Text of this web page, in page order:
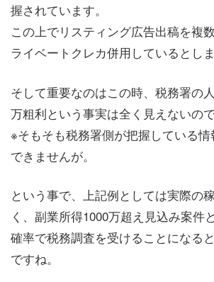
握されています。
この上でリスティング広告出稿を複
ライベートクレカ併用しているとしま
そして重要なのはこの時、税務署の
万粗利という事実は全く見えないの
※そもそも税務署側が把握している
できませんが。
という事で、上記例としては実際の
く、副業所得1000万超え見込み案件
確率で税務調査を受けることになる
ですね。